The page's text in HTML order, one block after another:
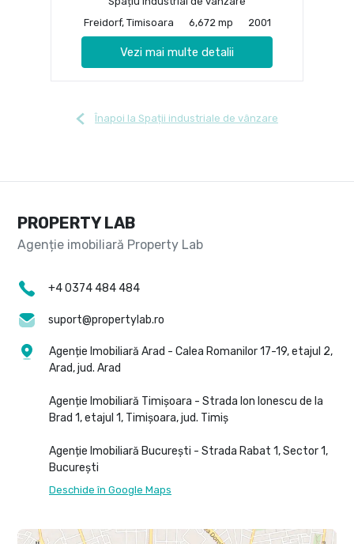
Freidorf, Timisoara
6,672 mp 2001
Vezi mai multe detalii
Înapoi la Spații industriale de vânzare
PROPERTY LAB
+4 0374 484 484
suport@propertylab.ro
Agenție Imobiliară Arad - Calea Romanilor 17-19, etajul 2,
Arad, jud. Arad
Agenție Imobiliară Timișoara - Strada Ion Ionescu de la
Brad 1, etajul 1, Timișoara, jud. Timiș
Agenție Imobiliară București - Strada Rabat 1, Sector 1,
București
Deschide în Google Maps